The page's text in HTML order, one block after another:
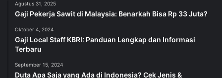
Agustus 31, 2025
Gaji Pekerja Sawit di Malaysia: Benarkah Bisa Rp 33 Juta?
Oktober 4, 2024
Gaji Local Staff KBRI: Panduan Lengkap dan Informasi
Terbaru
September 15, 2024
Duta Apa Saja yang Ada di Indonesia? Cek Jenis &